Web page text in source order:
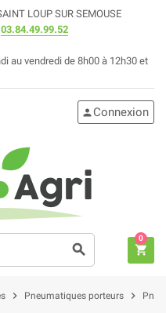
LOUP SUR SEMOUSE
03.84.49.99.52
au vendredi de 8h00 à 12h30 et
search
person Connexion
shopping_cart
0
chevron_right Pneumatiques porteurs chevron_right